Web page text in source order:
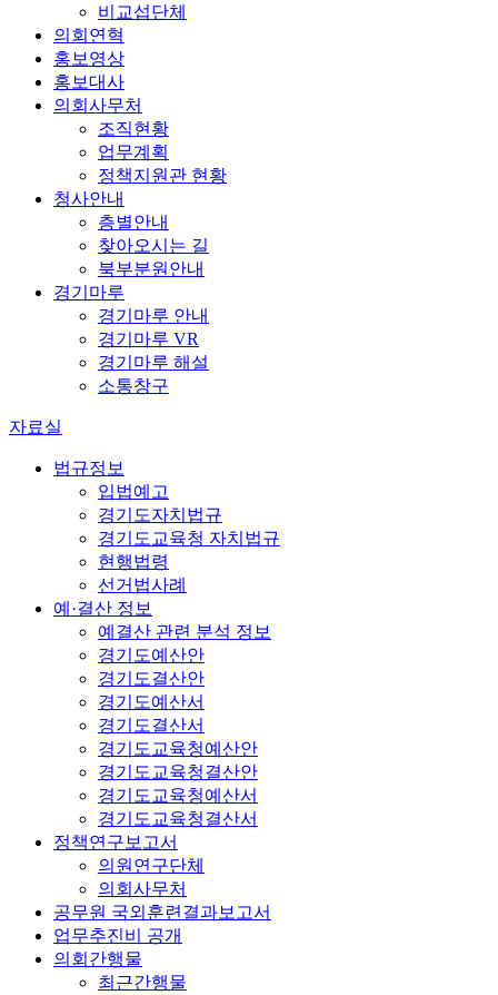
비교섭단체
의회연혁
홍보영상
홍보대사
의회사무처
조직현황
업무계획
정책지원관 현황
청사안내
층별안내
찾아오시는 길
북부분원안내
경기마루
경기마루 안내
경기마루 VR
경기마루 해설
소통창구
자료실
법규정보
입법예고
경기도자치법규
경기도교육청 자치법규
현행법령
선거법사례
예·결산 정보
예결산 관련 분석 정보
경기도예산안
경기도결산안
경기도예산서
경기도결산서
경기도교육청예산안
경기도교육청결산안
경기도교육청예산서
경기도교육청결산서
정책연구보고서
의원연구단체
의회사무처
공무원 국외훈련결과보고서
업무추진비 공개
의회간행물
최근간행물